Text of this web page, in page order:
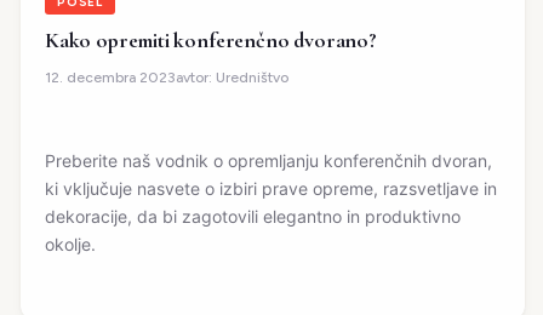
Kako opremiti konferenčno dvorano?
12. decembra 2023avtor: Uredništvo
Preberite naš vodnik o opremljanju konferenčnih dvoran,
ki vključuje nasvete o izbiri prave opreme, razsvetljave in
dekoracije, da bi zagotovili elegantno in produktivno
okolje.